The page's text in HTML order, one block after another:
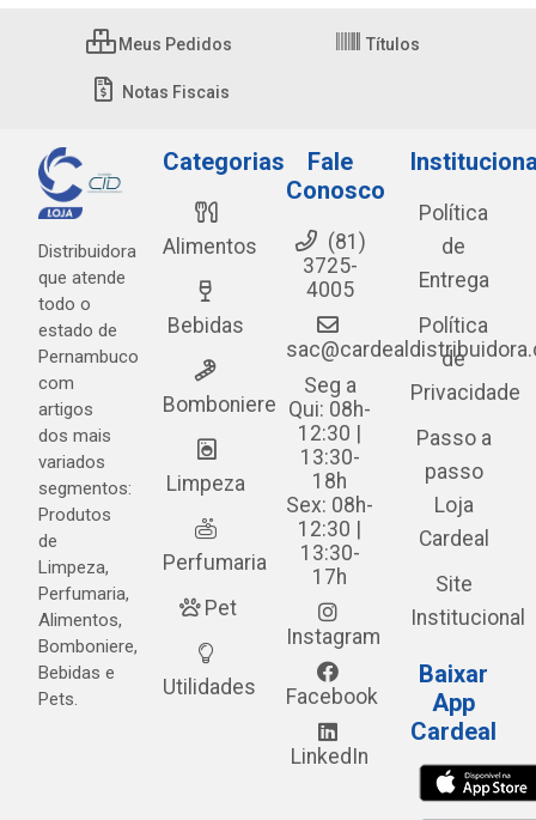
Meus Pedidos Títulos
Notas Fiscais
Distribuidora
que atende
todo o
estado de
Pernambuco
com
artigos
dos mais
variados
segmentos:
Produtos
de
Limpeza,
Perfumaria,
Alimentos,
Bomboniere,
Bebidas e
Pets.
Categorias
Alimentos
Bebidas
Bomboniere
Limpeza
Perfumaria
Pet
Utilidades
Fale
Conosco
(81)
3725-
4005
Seg a
Qui: 08h-
12:30 |
13:30-
18h
Sex: 08h-
12:30 |
13:30-
17h
Instagram
Facebook
LinkedIn
Política
de
Entrega
Política
de
Privacidade
Passo a
passo
Loja
Cardeal
Site
Institucional
Baixar
App
Cardeal